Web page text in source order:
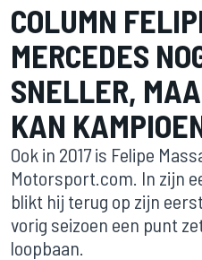
COLUMN
MERCEDES
SNELLER,
KAN
Ook in 2017 is Felipe
Motorsport.com. In zijn
blikt hij terug op zijn
vorig seizoen een punt
loopbaan.